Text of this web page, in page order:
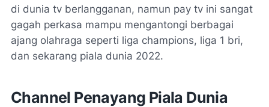
di dunia tv berlangganan, namun pay tv ini sangat
gagah perkasa mampu mengantongi berbagai
ajang olahraga seperti liga champions, liga 1 bri,
dan sekarang piala dunia 2022.
Channel Penayang Piala Dunia